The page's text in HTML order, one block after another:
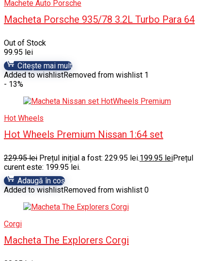
Machete Auto Porsche
Macheta Porsche 935/78 3.2L Turbo Para 64
Out of Stock
99.95 lei
Citește mai mult
Added to wishlistRemoved from wishlist 1
- 13%
Hot Wheels
Hot Wheels Premium Nissan 1:64 set
229.95lei Prețul inițial a fost: 229.95 lei.199.95 leiPrețul
curent este: 199.95 lei.
Adaugă în coș
Added to wishlistRemoved from wishlist 0
Corgi
Macheta The Explorers Corgi